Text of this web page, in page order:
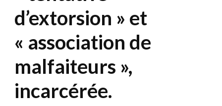
d’extorsion » et
« association de
malfaiteurs »,
incarcérée.